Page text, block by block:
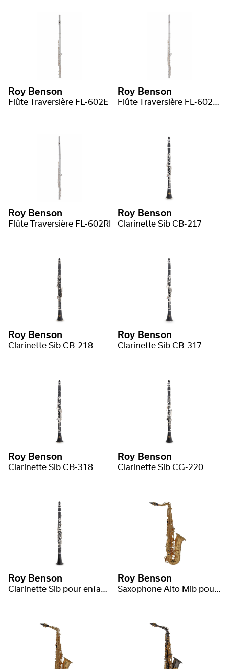
Roy Benson
Flûte Traversière FL-602E
Roy Benson
Flûte Traversière FL-602RE
Roy Benson
Flûte Traversière FL-602RI
Roy Benson
Clarinette Sib CB-217
Roy Benson
Clarinette Sib CB-218
Roy Benson
Clarinette Sib CB-317
Roy Benson
Clarinette Sib CB-318
Roy Benson
Clarinette Sib CG-220
Roy Benson
Clarinette Sib pour enfants CG-200B
Roy Benson
Saxophone Alto Mib pour Enfants AS-201